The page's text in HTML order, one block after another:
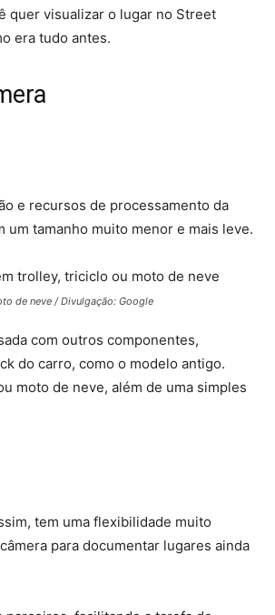
quer visualizar o lugar no Street
era tudo antes.
e recursos de processamento da
um tamanho muito menor e mais leve.
de neve / Divulgação: Google
com outros componentes,
do carro, como o modelo antigo.
moto de neve, além de uma simples
tem uma flexibilidade muito
para documentar lugares ainda